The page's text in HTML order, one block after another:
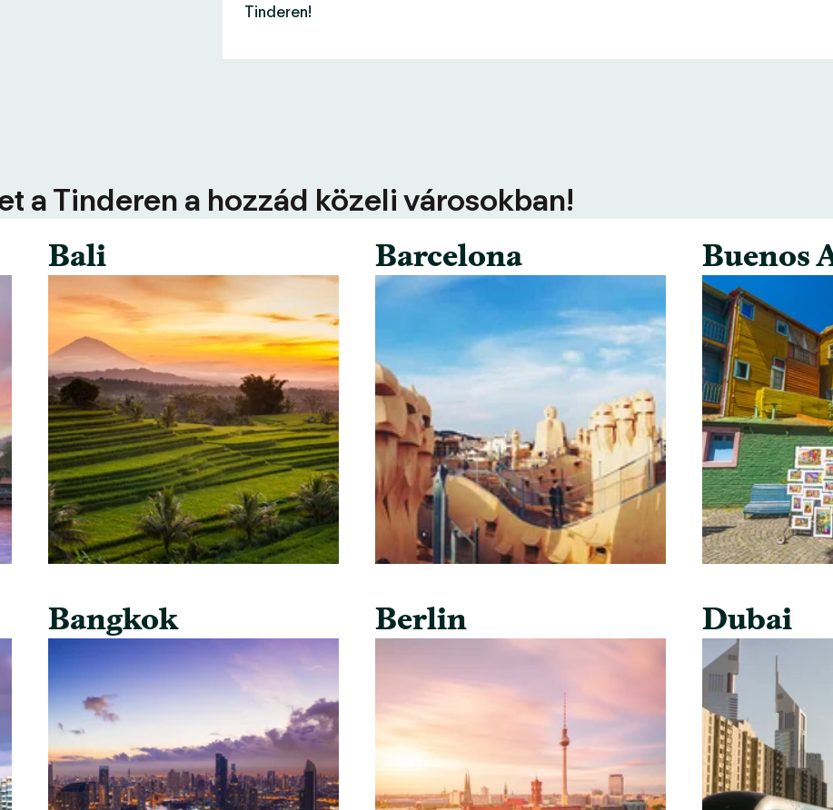
Tinderen!
a Tinderen a hozzád közeli városokban!
Bali
Bangkok
Barcelona
Berlin
Buenos
Dubai